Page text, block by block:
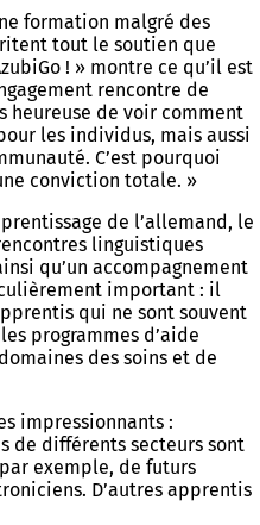
formation malgré des
tout le soutien que
! » montre ce qu’il est
rencontre de
heureuse de voir comment
les individus, mais aussi
C’est pourquoi
conviction totale. »
de l’allemand, le
linguistiques
qu’un accompagnement
important : il
qui ne sont souvent
programmes d’aide
des soins et de
impressionnants :
de différents secteurs sont
exemple, de futurs
D’autres apprentis